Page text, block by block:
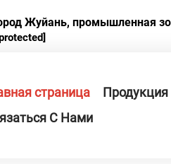
Жуйань, промышленная
страница Продукция
С Нами